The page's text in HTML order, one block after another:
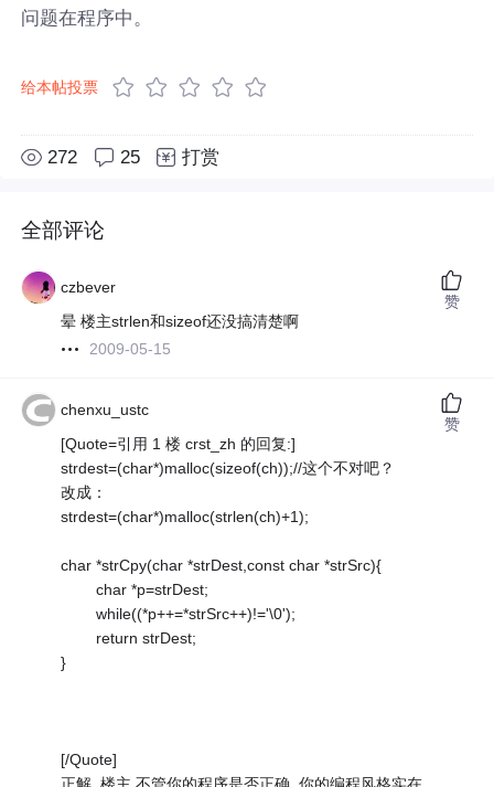
问题在程序中。
给本帖投票
272 25 打赏
全部评论
czbever
晕 楼主strlen和sizeof还没搞清楚啊
2009-05-15
赞
chenxu_ustc
[Quote=引用 1 楼 crst_zh 的回复:]
strdest=(char*)malloc(sizeof(ch));//这个不对吧？
改成：
strdest=(char*)malloc(strlen(ch)+1);
char *strCpy(char *strDest,const char *strSrc){
char *p=strDest;
while((*p++=*strSrc++)!='\0');
return strDest;
}
[/Quote]
赞